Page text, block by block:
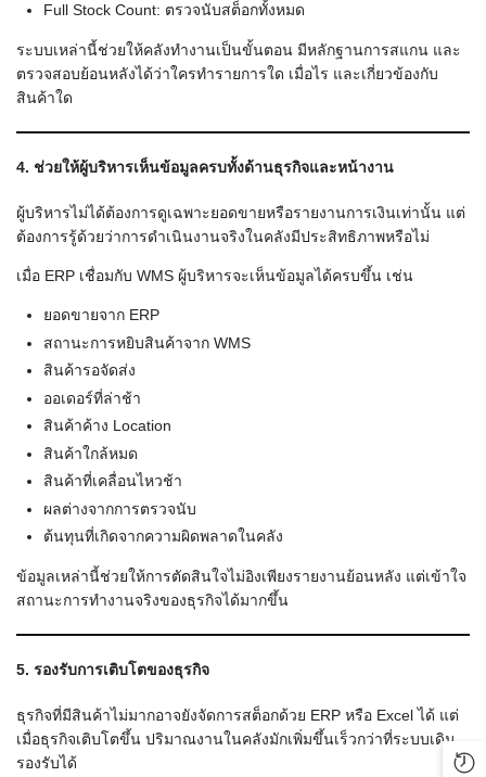
Full Stock Count: ตรวจนับสต็อกทั้งหมด
ระบบเหล่านี้ช่วยให้คลังทำงานเป็นขั้นตอน มีหลักฐานการสแกน และ
ตรวจสอบย้อนหลังได้ว่าใครทำรายการใด เมื่อไร และเกี่ยวข้องกับ
สินค้าใด
4. ช่วยให้ผู้บริหารเห็นข้อมูลครบทั้งด้านธุรกิจและหน้างาน
ผู้บริหารไม่ได้ต้องการดูเฉพาะยอดขายหรือรายงานการเงินเท่านั้น แต่
ต้องการรู้ด้วยว่าการดำเนินงานจริงในคลังมีประสิทธิภาพหรือไม่
เมื่อ ERP เชื่อมกับ WMS ผู้บริหารจะเห็นข้อมูลได้ครบขึ้น เช่น
ยอดขายจาก ERP
สถานะการหยิบสินค้าจาก WMS
สินค้ารอจัดส่ง
ออเดอร์ที่ล่าช้า
สินค้าค้าง Location
สินค้าใกล้หมด
สินค้าที่เคลื่อนไหวช้า
ผลต่างจากการตรวจนับ
ต้นทุนที่เกิดจากความผิดพลาดในคลัง
ข้อมูลเหล่านี้ช่วยให้การตัดสินใจไม่อิงเพียงรายงานย้อนหลัง แต่เข้าใจ
สถานะการทำงานจริงของธุรกิจได้มากขึ้น
5. รองรับการเติบโตของธุรกิจ
ธุรกิจที่มีสินค้าไม่มากอาจยังจัดการสต็อกด้วย ERP หรือ Excel ได้ แต่
เมื่อธุรกิจเติบโตขึ้น ปริมาณงานในคลังมักเพิ่มขึ้นเร็วกว่าที่ระบบเดิม
รองรับได้